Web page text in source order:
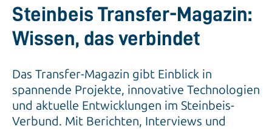
Steinbeis Transfer-Magazin:
Wissen, das verbindet
Das Transfer-Magazin gibt Einblick in
spannende Projekte, innovative Technologien
und aktuelle Entwicklungen im Steinbeis-
Verbund. Mit Berichten, Interviews und